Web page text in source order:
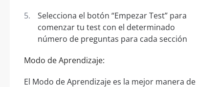
Selecciona el botón “Empezar Test” para
comenzar tu test con el determinado
número de preguntas para cada sección
Modo de Aprendizaje:
El Modo de Aprendizaje es la mejor manera de